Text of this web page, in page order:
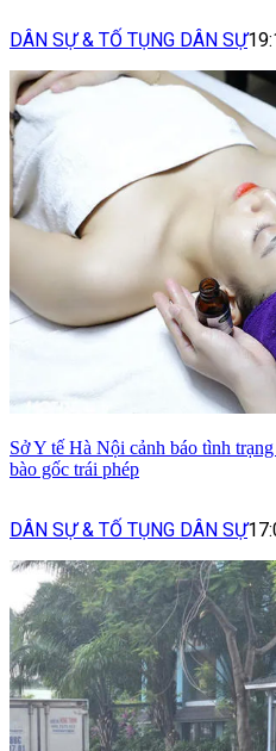
DÂN SỰ & TỐ TỤNG DÂN SỰ
Sở Y tế Hà Nội cảnh báo tình
bào gốc trái phép
DÂN SỰ & TỐ TỤNG DÂN SỰ